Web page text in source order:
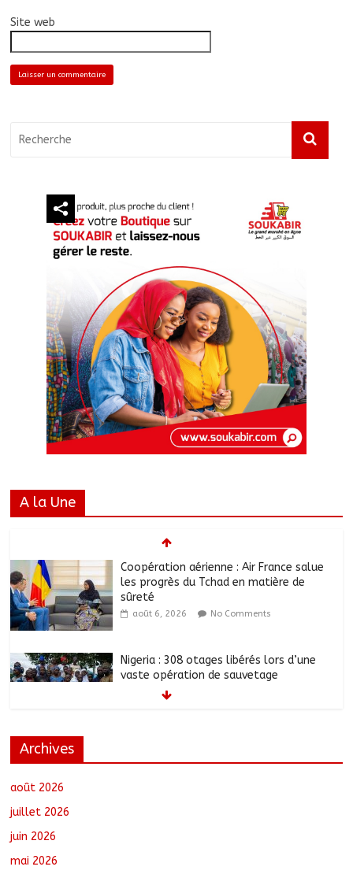
Site web
A la Une
Coopération aérienne : Air France salue
les progrès du Tchad en matière de
sûreté
août 6, 2026 No Comments
Nigeria : 308 otages libérés lors d’une
vaste opération de sauvetage
août 6, 2026
l’OMS renforcent leur coopération
Archives
août 2026
juillet 2026
juin 2026
mai 2026